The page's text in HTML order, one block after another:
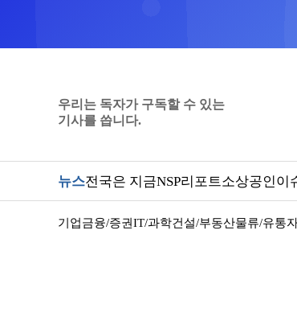
우리는 독자가 구독할 수 있는
기사를 씁니다.
뉴스전국은 지금NSP리포트소상공인이
기업금융/증권IT/과학건설/부동산물류/유통